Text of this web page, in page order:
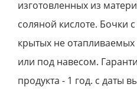
изготовленных из
соляной кислоте. Бочки
крытых не
или под навесом.
продукта - 1 год. с даты